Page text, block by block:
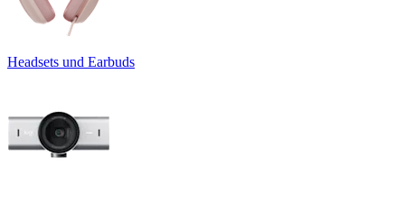
Headsets und Earbuds